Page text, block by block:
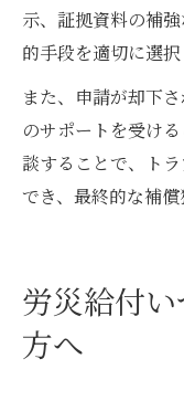
示、証拠資料の補
的手段を適切に選択
また、申請が却下
のサポートを受け
談することで、ト
でき、最終的な補償
労災給付
方へ